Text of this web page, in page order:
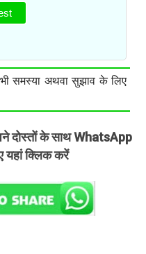
समस्या अथवा सुझाव के लिए
दोस्तों के साथ WhatsApp
यहां क्लिक करें